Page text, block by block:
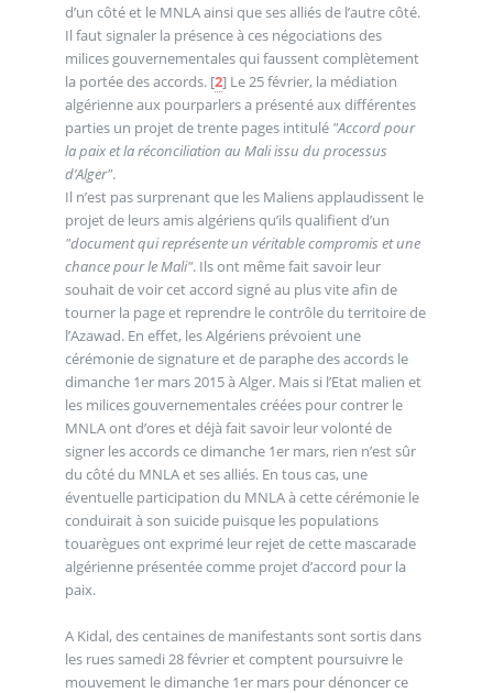
d’un côté et le MNLA ainsi que ses alliés de l’autre côté.
Il faut signaler la présence à ces négociations des
milices gouvernementales qui faussent complètement
la portée des accords.[2]Le 25 février, la médiation
algérienne aux pourparlers a présenté aux différentes
parties un projet de trente pages intitulé "Accord pour
la paix et la réconciliation au Mali issu du processus
d’Alger".
Il n’est pas surprenant que les Maliens applaudissent le
projet de leurs amis algériens qu’ils qualifient d’un
"document qui représente un véritable compromis et une
chance pour le Mali". Ils ont même fait savoir leur
souhait de voir cet accord signé au plus vite afin de
tourner la page et reprendre le contrôle du territoire de
l’Azawad. En effet, les Algériens prévoient une
cérémonie de signature et de paraphe des accords le
dimanche 1er mars 2015 à Alger. Mais si l’Etat malien et
les milices gouvernementales créées pour contrer le
MNLA ont d’ores et déjà fait savoir leur volonté de
signer les accords ce dimanche 1er mars, rien n’est sûr
du côté du MNLA et ses alliés. En tous cas, une
éventuelle participation du MNLA à cette cérémonie le
conduirait à son suicide puisque les populations
touarègues ont exprimé leur rejet de cette mascarade
algérienne présentée comme projet d’accord pour la
paix.
A Kidal, des centaines de manifestants sont sortis dans
les rues samedi 28 février et comptent poursuivre le
mouvement le dimanche 1er mars pour dénoncer ce